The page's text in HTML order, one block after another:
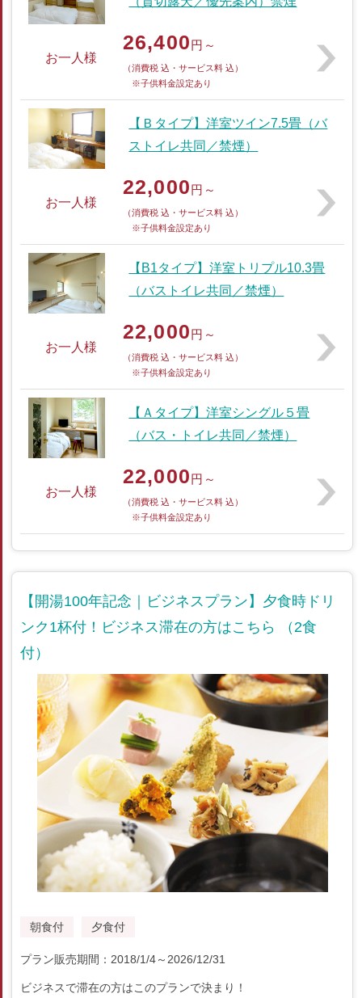
お一人様
26,400円～
（消費税 込・サービス料 込）
※子供料金設定あり
【Ｂタイプ】洋室ツイン7.5畳（バ
ストイレ共同／禁煙）
お一人様
22,000円～
（消費税 込・サービス料 込）
※子供料金設定あり
【B1タイプ】洋室トリプル10.3畳
（バストイレ共同／禁煙）
お一人様
22,000円～
（消費税 込・サービス料 込）
※子供料金設定あり
【Ａタイプ】洋室シングル５畳
（バス・トイレ共同／禁煙）
お一人様
22,000円～
（消費税 込・サービス料 込）
※子供料金設定あり
【開湯100年記念｜ビジネスプラン】夕食時ドリ
ンク1杯付！ビジネス滞在の方はこちら （2食
付）
朝食付 夕食付
プラン販売期間：2018/1/4～2026/12/31
ビジネスで滞在の方はこのプランで決まり！